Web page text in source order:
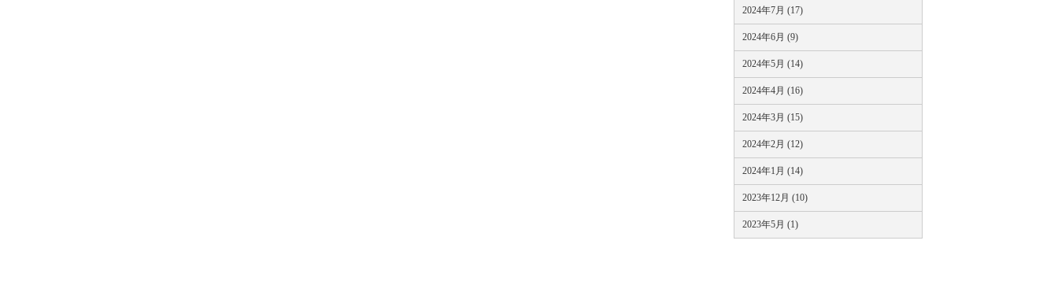
2024年7月 (17)
2024年6月 (9)
2024年5月 (14)
2024年4月 (16)
2024年3月 (15)
2024年2月 (12)
2024年1月 (14)
2023年12月 (10)
2023年5月 (1)